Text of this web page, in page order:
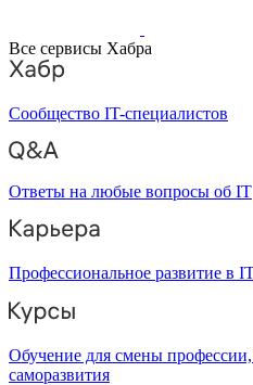
Все сервисы Хабра
Сообщество IT-специалистов
Ответы на любые вопросы об IT
Профессиональное развитие в
Обучение для смены профессии,
саморазвития